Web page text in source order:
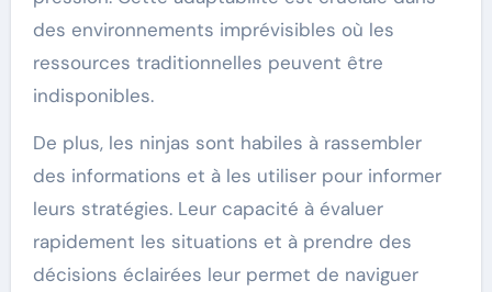
des environnements imprévisibles où les
ressources traditionnelles peuvent être
indisponibles.
De plus, les ninjas sont habiles à rassembler
des informations et à les utiliser pour informer
leurs stratégies. Leur capacité à évaluer
rapidement les situations et à prendre des
décisions éclairées leur permet de naviguer